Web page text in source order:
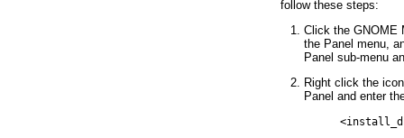
follow these steps:
Click the GNOME
the Panel menu,
Panel sub-menu
Right click the
Panel and enter